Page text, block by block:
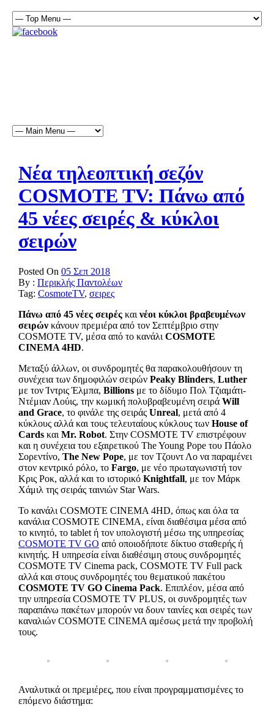
Νέα τηλεοπτική σεζόν
COSMOTE TV: Πάνω από
45 νέες σειρές & κύκλοι
σειρών
Posted On 05 Σεπ 2018
By : Περικλής Παντολέων
Tag: CosmoteTV, σειρες
Πάνω από 45 νέες σειρές και νέοι κύκλοι βραβευμένων
σειρών κάνουν πρεμιέρα από τον Σεπτέμβριο στην
COSMOTE TV, μέσα από το κανάλι COSMOTE
CINEMA 4HD.
Μεταξύ άλλων, οι συνδρομητές θα παρακολουθήσουν τη
συνέχεια των δημοφιλών σειρών Peaky Blinders, Luther
με τον Ίντρις Έλμπα, Billions με το δίδυμο Πολ Τζιαμάτι-
Ντέμιαν Λούις, την κωμική πολυβραβευμένη σειρά Will
and Grace, το φινάλε της σειράς Unreal, μετά από 4
κύκλους αλλά και τους τελευταίους κύκλους των House of
Cards και Mr. Robot. Στην COSMOTE TV επιστρέφουν
και η συνέχεια του εξαιρετικού The Young Pope του Πάολο
Σορεντίνο, The New Pope, με τον Τζουντ Λο να παραμένει
στον κεντρικό ρόλο, το Fargo, με νέο πρωταγωνιστή τον
Κρις Ροκ, αλλά και το ιστορικό Knightfall, με τον Μάρκ
Χάμιλ της σειράς ταινιών Star Wars.
Το κανάλι COSMOTE CINEMA 4HD, όπως και όλα τα
κανάλια COSMOTE CINEMA, είναι διαθέσιμα μέσα από
το κινητό, το tablet ή τον υπολογιστή μέσω της υπηρεσίας
COSMOTE TV GO από οποιοδήποτε δίκτυο σταθερής ή
κινητής. Η υπηρεσία είναι διαθέσιμη στους συνδρομητές
COSMOTE TV Cinema pack, COSMOTE TV Full pack
αλλά και στους συνδρομητές του θεματικού πακέτου
COSMOTE TV GO Cinema Pack. Επιπλέον, μέσα από
την υπηρεσία COSMOTE TV PLUS, οι συνδρομητές των
παραπάνω πακέτων μπορούν να δουν ταινίες και σειρές των
καναλιών COSMOTE CINEMA αμέσως μετά την προβολή
τους.
Αναλυτικά οι πρεμιέρες, που είναι προγραμματισμένες το
επόμενο διάστημα: